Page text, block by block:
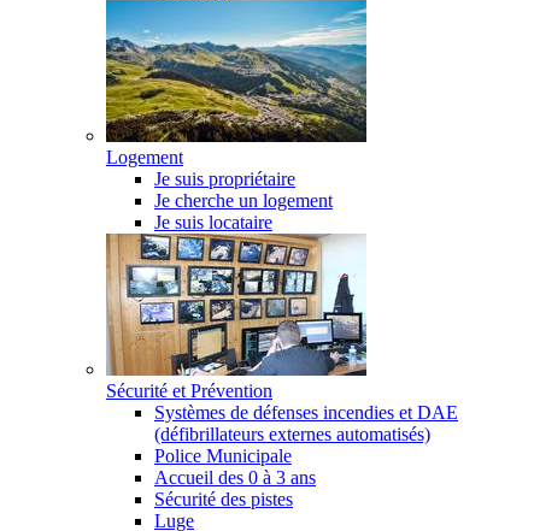
Logement
Je suis propriétaire
Je cherche un logement
Je suis locataire
Sécurité et Prévention
Systèmes de défenses incendies et DAE
(défibrillateurs externes automatisés)
Police Municipale
Accueil des 0 à 3 ans
Sécurité des pistes
Luge